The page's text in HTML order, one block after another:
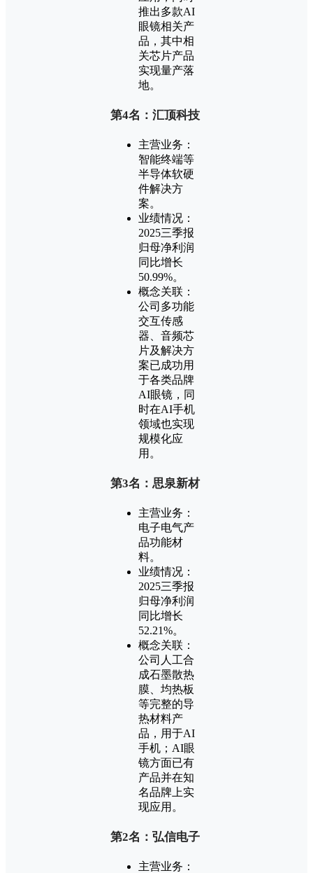
推出多款AI
眼镜相关产
品，其中相
关芯片产品
实现量产落
地。
第4名：汇顶科技
主营业务：
智能终端等
半导体软硬
件解决方
案。
业绩情况：
2025三季报
归母净利润
同比增长
50.99%。
概念关联：
公司多功能
交互传感
器、音频芯
片及解决方
案已成功用
于各类品牌
AI眼镜，同
时在AI手机
领域也实现
规模化应
用。
第3名：思泉新材
主营业务：
电子电气产
品功能材
料。
业绩情况：
2025三季报
归母净利润
同比增长
52.21%。
概念关联：
公司人工合
成石墨散热
膜、均热板
等完整的导
热材料产
品，用于AI
手机；AI眼
镜方面已有
产品并在知
名品牌上实
现应用。
第2名：弘信电子
主营业务：